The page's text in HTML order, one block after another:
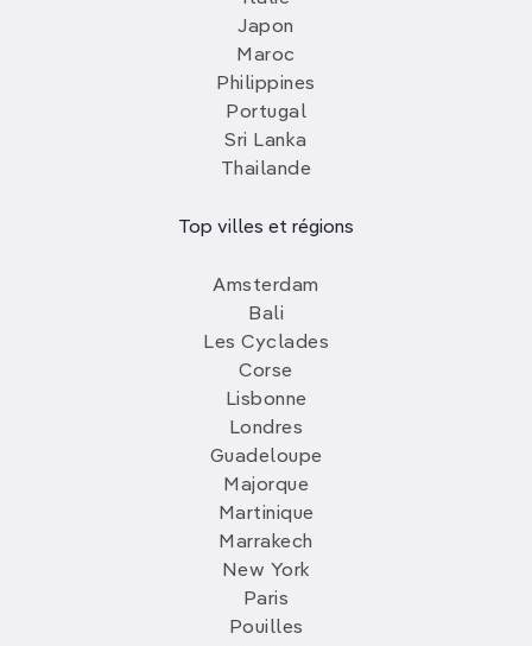
Japon
Maroc
Philippines
Portugal
Sri Lanka
Thailande
Top villes et régions
Amsterdam
Bali
Les Cyclades
Corse
Lisbonne
Londres
Guadeloupe
Majorque
Martinique
Marrakech
New York
Paris
Pouilles